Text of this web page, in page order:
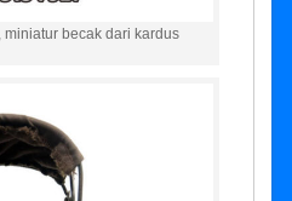
becak dari kardus